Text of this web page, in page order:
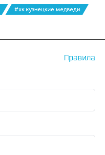
#хк кузнецкие медведи
Правила